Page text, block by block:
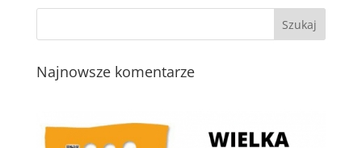
Najnowsze komentarze